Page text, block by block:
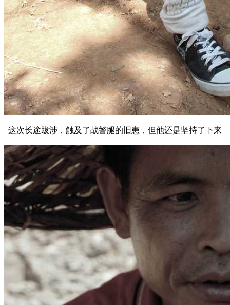
这次长途跋涉，触及了战警腿的旧患，但他还是坚持了下来